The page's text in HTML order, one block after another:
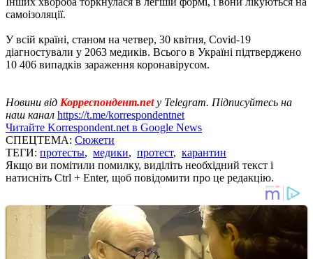
самоізоляції.
У всій країні, станом на четвер, 30 квітня, Covid-19
діагностували у 2063 медиків. Всього в Україні підтверджено
10 406 випадків зараження коронавірусом.
Новини від Корреспондент.net у Telegram. Підписуйтесь на
наш канал https://t.me/korrespondentnet
Читайте Korrespondent.net в Google News
СПЕЦТЕМА: Сюжети
ТЕГИ: протесты, медики, протест, карантин
Якщо ви помітили помилку, виділіть необхідний текст і
натисніть Ctrl + Enter, щоб повідомити про це редакцію.